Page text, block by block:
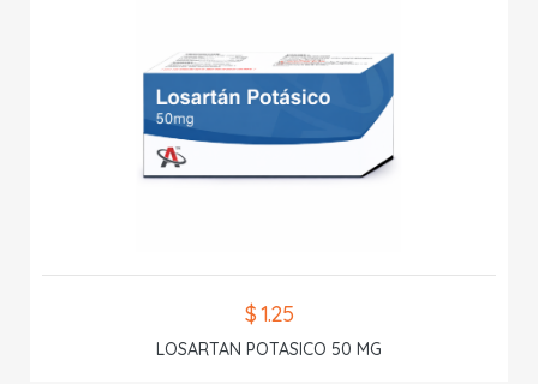
$ 1.25
LOSARTAN POTASICO 50 MG